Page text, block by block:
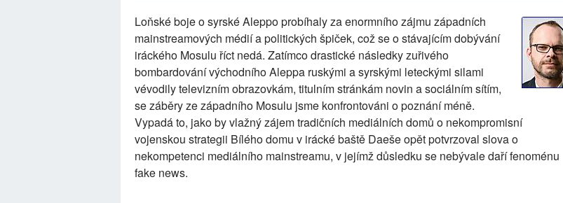
Loňské boje o syrské Aleppo probíhaly za enormního zájmu západních
mainstreamových médií a politických špiček, což se o stávajícím dobývání
iráckého Mosulu říct nedá. Zatímco drastické následky zuřivého
bombardování východního Aleppa ruskými a syrskými leteckými silami
vévodily televizním obrazovkám, titulním stránkám novin a sociálním sítím,
se záběry ze západního Mosulu jsme konfrontováni o poznání méně.
Vypadá to, jako by vlažný zájem tradičních mediálních domů o nekompromisní
vojenskou strategii Bílého domu v irácké baště Daeše opět potvrzoval slova o
nekompetenci mediálního mainstreamu, v jejímž důsledku se nebývale daří fenoménu
fake news.